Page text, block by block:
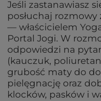
Jeśli zastanawiasz
posłuchaj
— właścicielem
Portal Jogi. W
odpowiedzi na
(kauczuk,
grubość maty do
pielęgnację oraz
klocków, pasków i